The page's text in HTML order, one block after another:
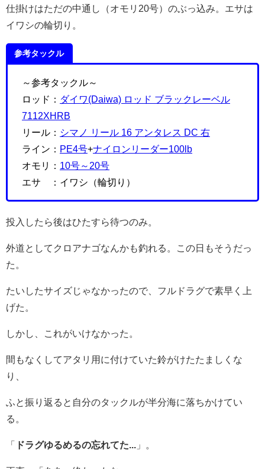
仕掛けはただの中通し（オモリ20号）のぶっ込み。エサは
イワシの輪切り。
参考タックル
～参考タックル～
ロッド： ダイワ(Daiwa) ロッド ブラックレーベル
7112XHRB
リール： シマノ リール 16 アンタレス DC 右
ライン： PE4号+ナイロンリーダー100lb
オモリ： 10号～20号
エサ ：イワシ（輪切り）
投入したら後はひたすら待つのみ。
外道としてクロアナゴなんかも釣れる。この日もそうだっ
た。
たいしたサイズじゃなかったので、フルドラグで素早く上
げた。
しかし、これがいけなかった。
間もなくしてアタリ用に付けていた鈴がけたたましくな
り、
ふと振り返ると自分のタックルが半分海に落ちかけてい
る。
「 ドラグゆるめるの忘れてた... 」。